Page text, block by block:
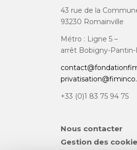
43 rue de la
93230 Romainville
Métro : Ligne 5 –
arrêt Bobigny-
+33 (0)1 83 75 94 75
Aller
contenu
Nous contacter
Gestion des